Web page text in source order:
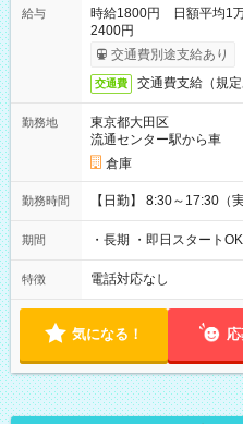
給与
時給1800円 日額平均1
2400円
交通費別途支給あり
交通費 交通費支給（規定
勤務地
東京都大田区
流通センター駅から車
倉庫
勤務時間 【日勤】 8:30～17:30（
期間 ・長期 ・即日スタートOK
特徴 電話対応なし
気になる！